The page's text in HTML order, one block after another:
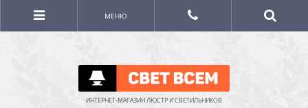
ИНТЕРНЕТ-МАГАЗИН ЛЮСТР И СВЕТИЛЬНИКОВ
МЕНЮ